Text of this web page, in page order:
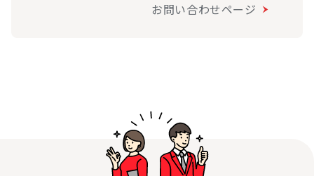
お問い合わせページ